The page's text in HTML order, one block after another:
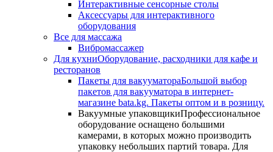
Интерактивные сенсорные столы
Аксессуары для интерактивного
оборудования
Все для массажа
Вибромассажер
Для кухниОборудование, расходники для кафе и
ресторанов
Пакеты для вакууматораБольшой выбор
пакетов для вакууматора в интернет-
магазине bata.kg. Пакеты оптом и в розницу.
Вакуумные упаковщикиПрофессиональное
оборудование оснащено большими
камерами, в которых можно производить
упаковку небольших партий товара. Для